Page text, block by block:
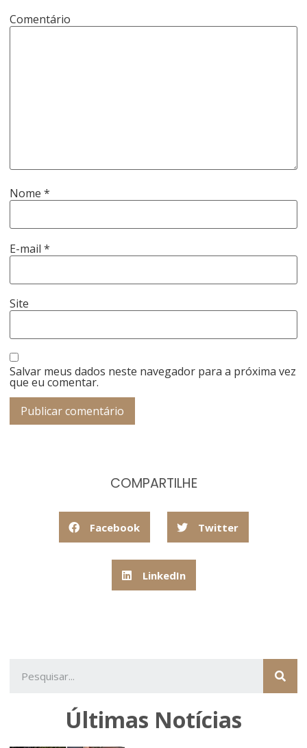
Comentário
Nome*
E-mail*
Site
Salvar meus dados neste navegador para a próxima vez
que eu comentar.
COMPARTILHE
Facebook Twitter
LinkedIn
Últimas Notícias